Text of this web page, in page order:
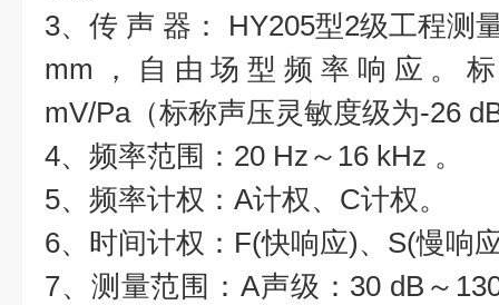
3、传 声 器： HY205型2级工程测
mm，自由场型频率响应。
mV/Pa（标称声压灵敏度级为-26
4、频率范围：20 Hz～16 kHz 。
5、频率计权：A计权、C计权。
6、时间计权：F(快响应)、S(慢响
7、测量范围：A声级：30 dB～